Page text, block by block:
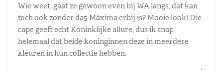
Wie weet, gaat ze gewoon even bij WA langs, dat kan
toch ook zonder da5 Máxima erbij is? Mooie look! Die
cape geeft echt Koninklijke allure, dus ik snap
helemaal dat beide koninginnen deze in meerdere
kleuren in hun collectie hebben.